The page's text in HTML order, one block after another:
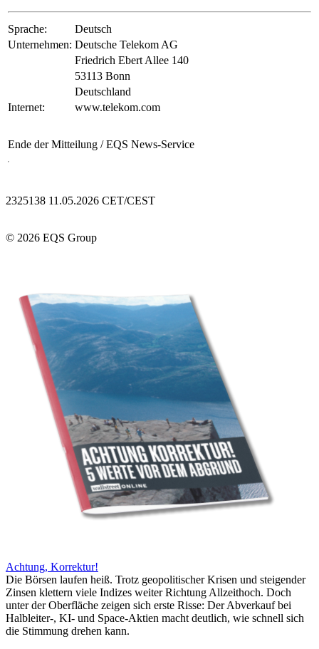
Sprache:
Deutsch
Unternehmen: Deutsche Telekom AG
Friedrich Ebert Allee 140
53113 Bonn
Deutschland
Internet:
www.telekom.com
Ende der Mitteilung / EQS News-Service
2325138 11.05.2026 CET/CEST
© 2026 EQS Group
Achtung, Korrektur!
Die Börsen laufen heiß. Trotz geopolitischer Krisen und steigender
Zinsen klettern viele Indizes weiter Richtung Allzeithoch. Doch
unter der Oberfläche zeigen sich erste Risse: Der Abverkauf bei
Halbleiter-, KI- und Space-Aktien macht deutlich, wie schnell sich
die Stimmung drehen kann.